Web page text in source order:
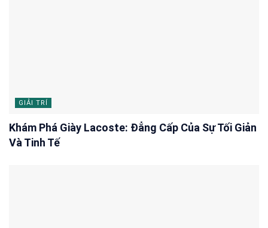
GIẢI TRÍ
Khám Phá Giày Lacoste: Đẳng Cấp Của Sự Tối Giản
Và Tinh Tế